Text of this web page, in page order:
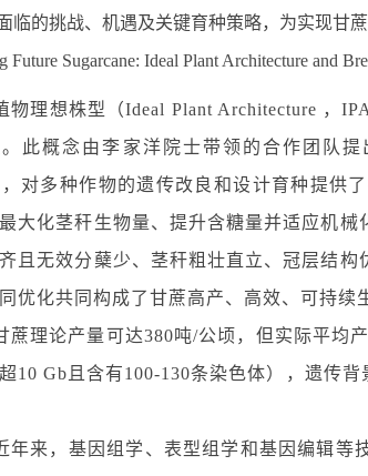
临的挑战、机遇及关键育种策略，为实现甘
Future Sugarcane: Ideal Plant Architecture and
物理想株型（Ideal Plant Architecture ，IPA
此概念由李家洋院士带领的合作团队提
对多种作物的遗传改良和设计育种提供
大化茎秆生物量、提升含糖量并适应机械
且无效分蘖少、茎秆粗壮直立、冠层结
优化共同构成了甘蔗高产、高效、可持续
蔗理论产量可达380吨/公顷，但实际平均
10 Gb 且含有100-130条染色体），遗传背
年来，基因组学、表型组学和基因编辑等